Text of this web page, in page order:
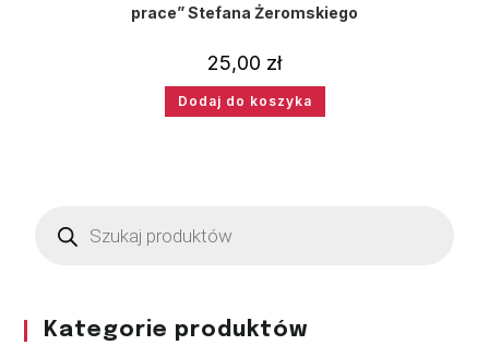
prace” Stefana Żeromskiego
25,00 zł
Dodaj do koszyka
Kategorie produktów